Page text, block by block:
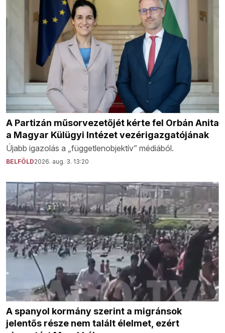
A Partizán műsorvezetőjét kérte fel Orbán Anita
a Magyar Külügyi Intézet vezérigazgatójának
Újabb igazolás a „függetlenobjektív” médiából.
BELFÖLD2026. aug. 3. 13:20
A spanyol kormány szerint a migránsok
jelentős része nem talált élelmet, ezért